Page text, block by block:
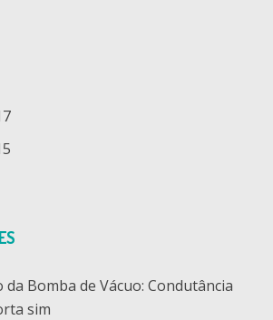
da Bomba de Vácuo: Condutância
sim